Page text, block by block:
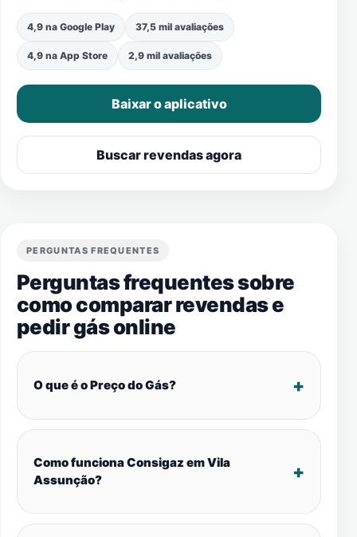
4,9 na Google Play 37,5 mil avaliações
4,9 na App Store 2,9 mil avaliações
Baixar o aplicativo
Buscar revendas agora
PERGUNTAS FREQUENTES
Perguntas frequentes sobre
como comparar revendas e
pedir gás online
O que é o Preço do Gás?
Como funciona Consigaz em Vila
Assunção?